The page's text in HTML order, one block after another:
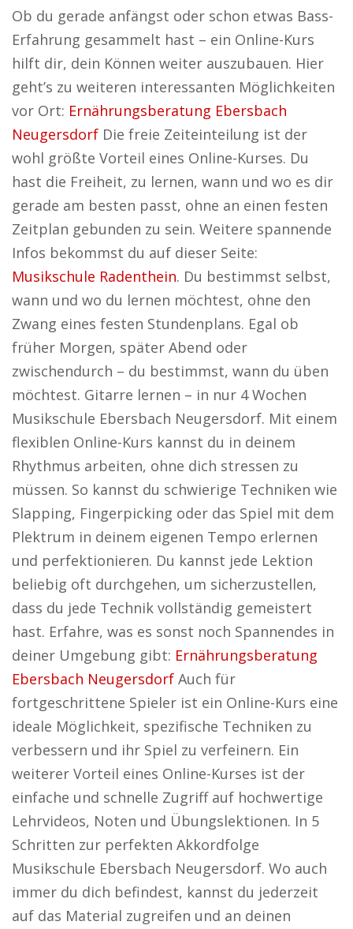
Ob du gerade anfängst oder schon etwas Bass-
Erfahrung gesammelt hast – ein Online-Kurs
hilft dir, dein Können weiter auszubauen. Hier
geht’s zu weiteren interessanten Möglichkeiten
vor Ort: Ernährungsberatung Ebersbach
Neugersdorf Die freie Zeiteinteilung ist der
wohl größte Vorteil eines Online-Kurses. Du
hast die Freiheit, zu lernen, wann und wo es dir
gerade am besten passt, ohne an einen festen
Zeitplan gebunden zu sein. Weitere spannende
Infos bekommst du auf dieser Seite:
Musikschule Radenthein. Du bestimmst selbst,
wann und wo du lernen möchtest, ohne den
Zwang eines festen Stundenplans. Egal ob
früher Morgen, später Abend oder
zwischendurch – du bestimmst, wann du üben
möchtest. Gitarre lernen – in nur 4 Wochen
Musikschule Ebersbach Neugersdorf. Mit einem
flexiblen Online-Kurs kannst du in deinem
Rhythmus arbeiten, ohne dich stressen zu
müssen. So kannst du schwierige Techniken wie
Slapping, Fingerpicking oder das Spiel mit dem
Plektrum in deinem eigenen Tempo erlernen
und perfektionieren. Du kannst jede Lektion
beliebig oft durchgehen, um sicherzustellen,
dass du jede Technik vollständig gemeistert
hast. Erfahre, was es sonst noch Spannendes in
deiner Umgebung gibt: Ernährungsberatung
Ebersbach Neugersdorf Auch für
fortgeschrittene Spieler ist ein Online-Kurs eine
ideale Möglichkeit, spezifische Techniken zu
verbessern und ihr Spiel zu verfeinern. Ein
weiterer Vorteil eines Online-Kurses ist der
einfache und schnelle Zugriff auf hochwertige
Lehrvideos, Noten und Übungslektionen. In 5
Schritten zur perfekten Akkordfolge
Musikschule Ebersbach Neugersdorf. Wo auch
immer du dich befindest, kannst du jederzeit
auf das Material zugreifen und an deinen